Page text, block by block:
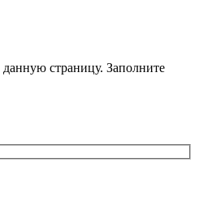
данную страницу. Заполните